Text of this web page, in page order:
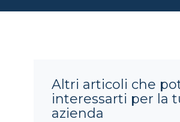
Altri articoli che
interessarti per la
azienda